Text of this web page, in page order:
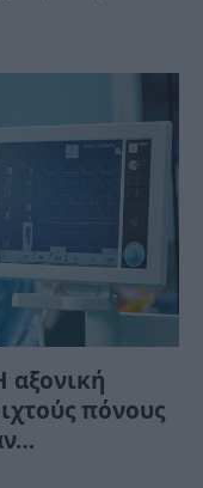
αξονική
πόνους